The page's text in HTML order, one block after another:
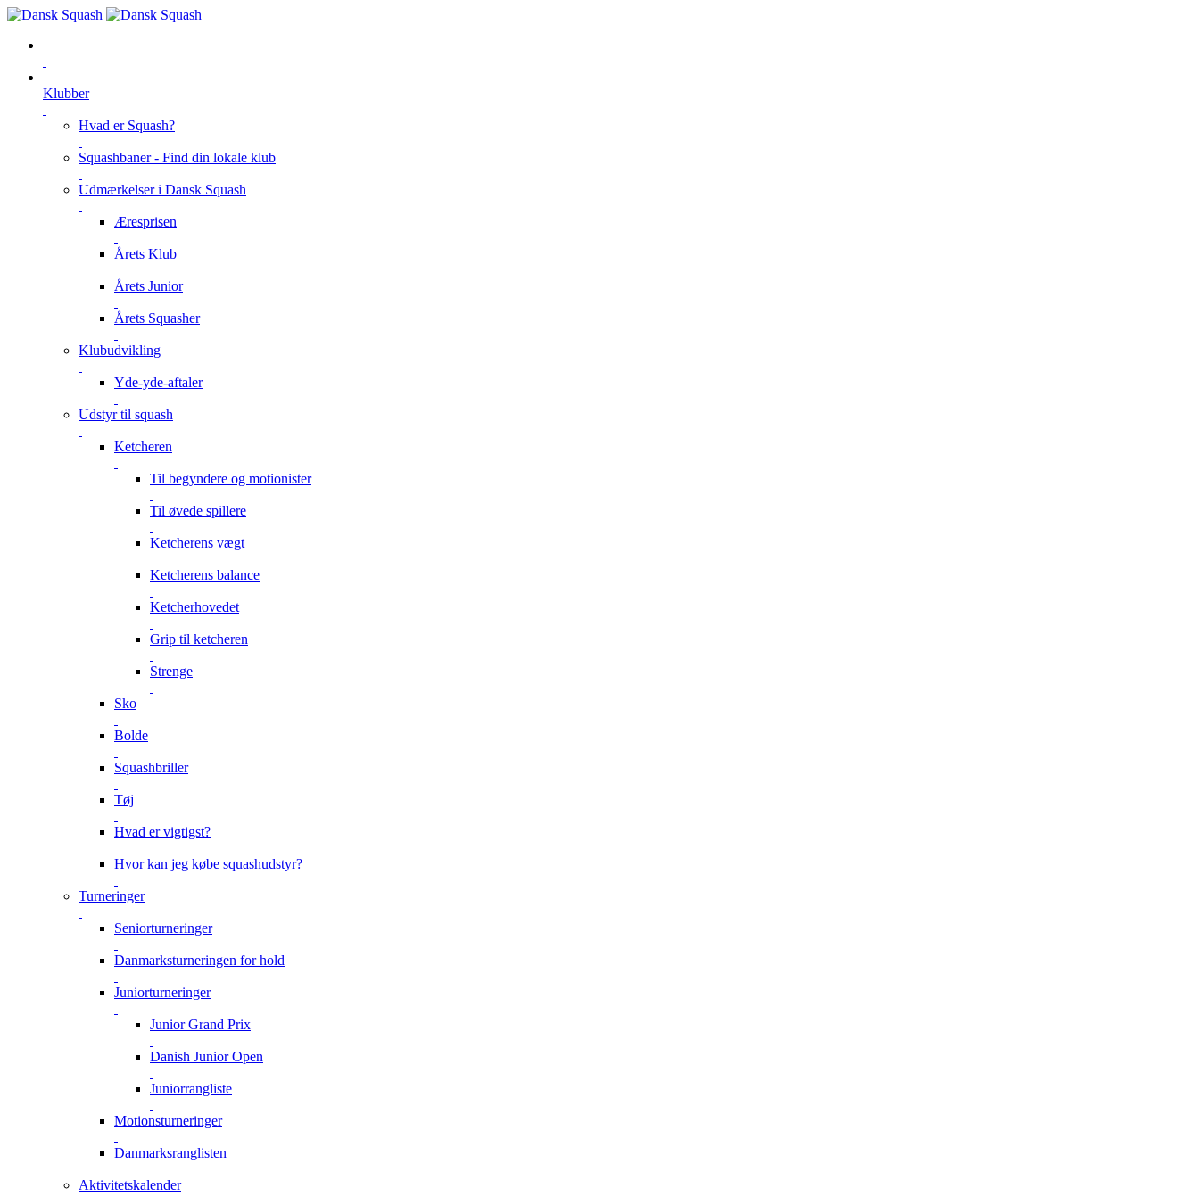
Klubber
Hvad er Squash?
Squashbaner - Find din lokale klub
Udmærkelser i Dansk Squash
Æresprisen
Årets Klub
Årets Junior
Årets Squasher
Klubudvikling
Yde-yde-aftaler
Udstyr til squash
Ketcheren
Til begyndere og motionister
Til øvede spillere
Ketcherens vægt
Ketcherens balance
Ketcherhovedet
Grip til ketcheren
Strenge
Sko
Bolde
Squashbriller
Tøj
Hvad er vigtigst?
Hvor kan jeg købe squashudstyr?
Turneringer
Seniorturneringer
Danmarksturneringen for hold
Juniorturneringer
Junior Grand Prix
Danish Junior Open
Juniorrangliste
Motionsturneringer
Danmarksranglisten
Aktivitetskalender